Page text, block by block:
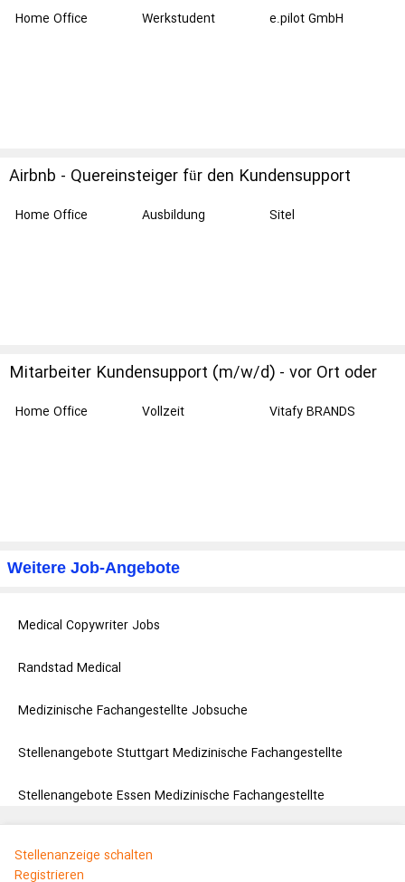
Home Office Werkstudent e.pilot GmbH
Airbnb - Quereinsteiger für den Kundensupport
Home Office Ausbildung Sitel
Mitarbeiter Kundensupport (m/w/d) - vor Ort oder
Home Office Vollzeit Vitafy BRANDS
Weitere Job-Angebote
Medical Copywriter Jobs
Randstad Medical
Medizinische Fachangestellte Jobsuche
Stellenangebote Stuttgart Medizinische Fachangestellte
Stellenangebote Essen Medizinische Fachangestellte
Stellenanzeige schalten
Registrieren